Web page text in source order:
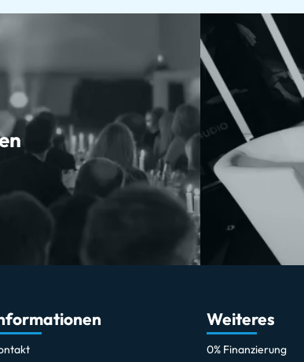
Weiteres
0% Finanzierung